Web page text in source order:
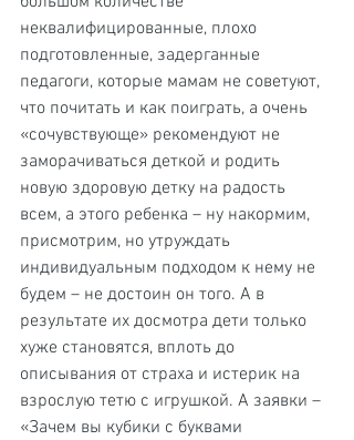
неквалифицированные, плохо
подготовленные, задерганные
педагоги, которые мамам не советуют,
что почитать и как поиграть, а очень
«сочувствующе» рекомендуют не
заморачиваться деткой и родить
новую здоровую детку на радость
всем, а этого ребенка – ну накормим,
присмотрим, но утруждать
индивидуальным подходом к нему не
будем – не достоин он того. А в
результате их досмотра дети только
хуже становятся, вплоть до
описывания от страха и истерик на
взрослую тетю с игрушкой. А заявки –
«Зачем вы кубики с буквами